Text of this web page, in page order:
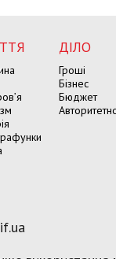
ДІЛО
Гроші
Бізнес
Бюджет